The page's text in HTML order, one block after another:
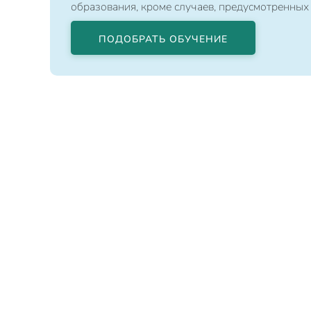
образования, кроме случаев,
ПОДОБРАТЬ ОБУЧЕНИЕ